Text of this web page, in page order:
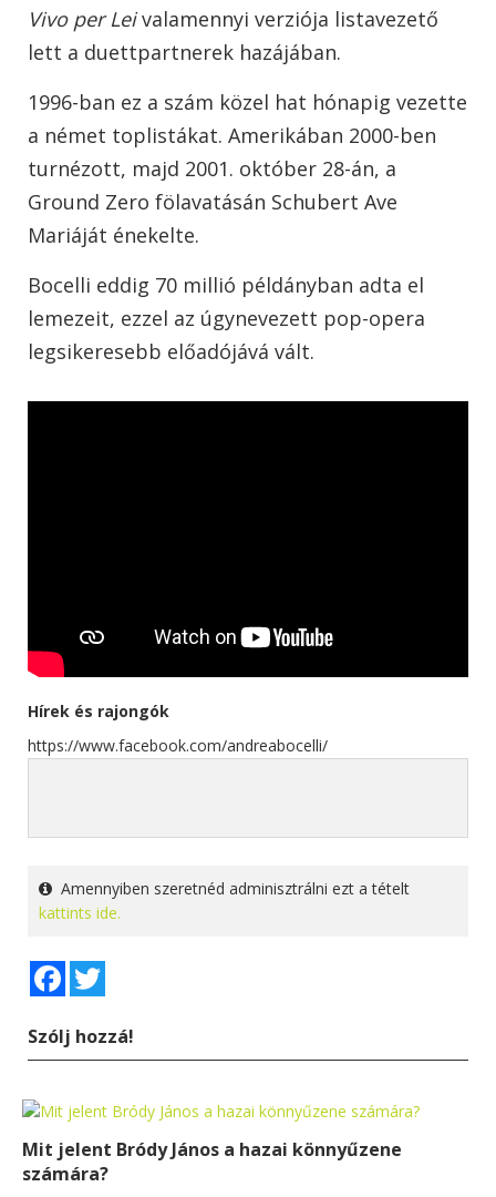
Vivo per Leivalamennyi verziója listavezető
lett a duettpartnerek hazájában.
1996-ban ez a szám közel hat hónapig vezette
a német toplistákat. Amerikában 2000-ben
turnézott, majd 2001. október 28-án, a
Ground Zero fölavatásán Schubert Ave
Mariáját énekelte.
Bocelli eddig 70 millió példányban adta el
lemezeit, ezzel az úgynevezett pop-opera
legsikeresebb előadójává vált.
Hírek és rajongók
https://www.facebook.com/andreabocelli/
Amennyiben szeretnéd adminisztrálni ezt a tételt
kattints ide.
Facebook
Szólj hozzá!
Mit jelent Bródy János a hazai könnyűzene
számára?